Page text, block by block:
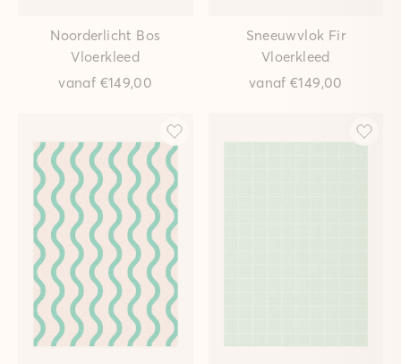
Noorderlicht Bos
Vloerkleed
vanaf €149,00
Sneeuwvlok Fir
Vloerkleed
vanaf€149,00